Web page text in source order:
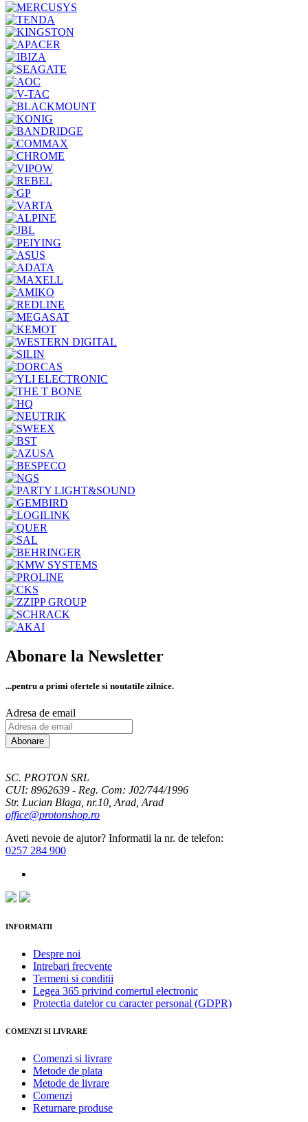
Abonare la Newsletter
...pentru a primi ofertele si noutatile zilnice.
Adresa de email
Abonare
SC. PROTON SRL
CUI: 8962639 - Reg. Com: J02/744/1996
Str. Lucian Blaga, nr.10, Arad, Arad
office@protonshop.ro
Aveti nevoie de ajutor? Informatii la nr. de telefon:
0257 284 900
INFORMATII
Despre noi
Intrebari frecvente
Termeni si conditii
Legea 365 privind comertul electronic
Protectia datelor cu caracter personal (GDPR)
COMENZI SI LIVRARE
Comenzi si livrare
Metode de plata
Metode de livrare
Comenzi
Returnare produse